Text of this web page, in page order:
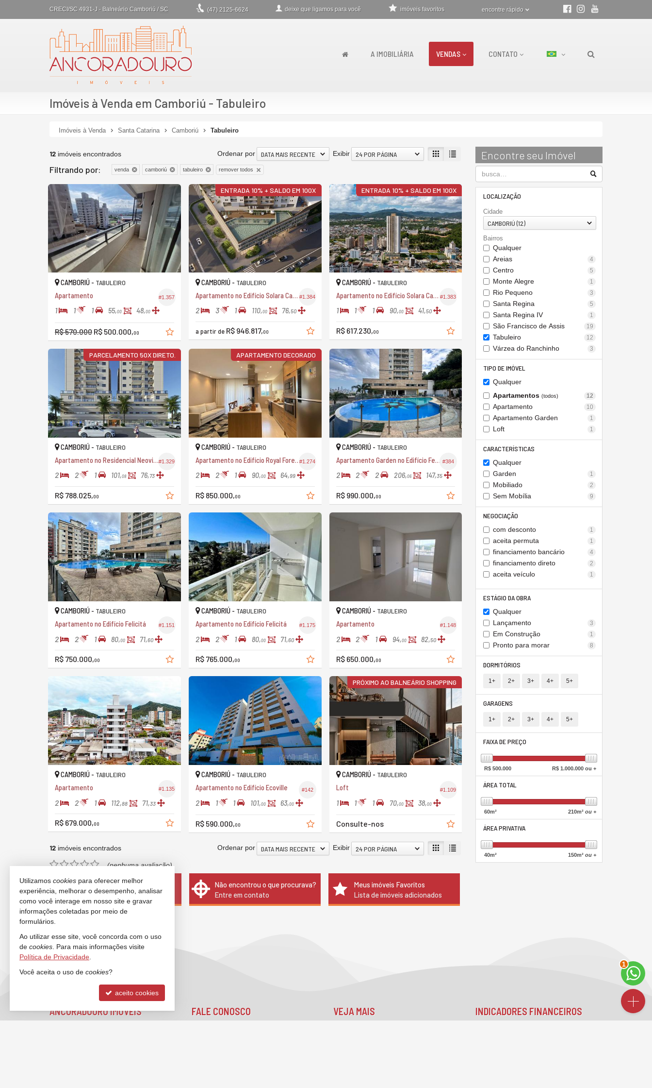
CRECI/SC 4931-J - Balneário Camboriú / SC (47) 2125-6624 deixe que ligamos para você encontre rápido
imóveis favoritos
A IMOBILIÁRIA VENDAS CONTATO
Imóveis à Venda em Camboriú - Tabuleiro
Imóveis à Venda Santa Catarina Camboriú Tabuleiro
Encontre seu Imóvel
LOCALIZAÇÃO
Cidade
CAMBORIÚ (12)
Bairros
Qualquer
Areias
4
Centro 5
Monte Alegre 1
Rio Pequeno 3
Santa Regina 5
Santa Regina IV 1
São Francisco de Assis 19
Tabuleiro 12
Várzea do Ranchinho 3
TIPO DE IMÓVEL
Qualquer
Apartamentos (todos) 12
Apartamento 10
Apartamento Garden 1
Loft 1
CARACTERÍSTICAS
Qualquer
Garden
1
Mobiliado 2
Sem Mobília 9
NEGOCIAÇÃO
com desconto 1
aceita permuta 1
financiamento bancário 4
financiamento direto 2
aceita veículo 1
ESTÁGIO DA OBRA
Qualquer
Lançamento
3
Em Construção 1
Pronto para morar 8
DORMITÓRIOS
1+ 2+ 3+ 4+ 5+
GARAGENS
1+ 2+ 3+ 4+ 5+
FAIXA DE PREÇO
R$ 500.000 R$1.000.000 ou +
ÁREA TOTAL
60m² 210m²ou +
ÁREA PRIVATIVA
40m² 150m²ou +
12 imóveis encontrados Exibir 24 POR PÁGINA
Ordenar por DATA MAIS RECENTE
Filtrando por: venda camboriú tabuleiro remover todos
#1.357
CAMBORIÚ - TABULEIRO
Apartamento
1 1 1 55,00 48,00
R$ 570.000 R$ 500.000,00
ENTRADA 10% + SALDO EM 100X
#1.384
CAMBORIÚ - TABULEIRO
Apartamento no Edifício Solara Camboriú
2 3 1 110,00 76,50
a partir de R$ 946.817,00
ENTRADA 10% + SALDO EM 100X
#1.383
CAMBORIÚ - TABULEIRO
Apartamento no Edifício Solara Camboriú
1 1 1 90,00 41,50
R$ 617.230,00
PARCELAMENTO 50X DIRETO.
#1.329
CAMBORIÚ - TABULEIRO
Apartamento no Residencial Neoville
2 2 1 101,08 76,73
R$ 788.025,00
APARTAMENTO DECORADO
#1.274
CAMBORIÚ - TABULEIRO
Apartamento no Edifício Royal Forest Residence
2 2 1 90,00 64,99
R$ 850.000,00
#384
CAMBORIÚ - TABULEIRO
Apartamento Garden no Edifício Felicitá
2 2 2 206,06 147,35
R$ 990.000,00
#1.151
CAMBORIÚ - TABULEIRO
Apartamento no Edifício Felicitá
2 2 1 80,00 71,60
R$ 750.000,00
#1.175
CAMBORIÚ - TABULEIRO
Apartamento no Edifício Felicitá
2 2 1 80,00 71,60
R$ 765.000,00
#1.148
CAMBORIÚ - TABULEIRO
Apartamento
2 2 1 94,00 82,50
R$ 650.000,00
#1.135
CAMBORIÚ - TABULEIRO
Apartamento
2 2 1 112,88 71,33
R$ 679.000,00
#142
CAMBORIÚ - TABULEIRO
Apartamento no Edifício Ecoville
2 1 1 101,00 63,00
R$ 590.000,00
PRÓXIMO AO BALNEÁRIO SHOPPING
#1.109
CAMBORIÚ - TABULEIRO
Loft
1 1 1 70,00 38,00
Consulte-nos
12 imóveis encontrados Exibir 24 POR PÁGINA
Ordenar por DATA MAIS RECENTE
(nenhuma avaliação)
Quer vender seu imóvel?
Cadastre-se e anuncie conosco
Não encontrou o que procurava?
Entre em contato
Meus imóveis Favoritos
Lista de imóveis adicionados
ANCORADOURO IMÓVEIS FALE CONOSCO VEJA MAIS INDICADORES FINANCEIROS
Utilizamos cookies para oferecer melhor
experiência, melhorar o desempenho, analisar
como você interage em nosso site e gravar
informações coletadas por meio de
formulários.
Ao utilizar esse site, você concorda com o uso
de cookies . Para mais informações visite
Política de Privacidade
Você aceita o uso de cookies?
aceito cookies